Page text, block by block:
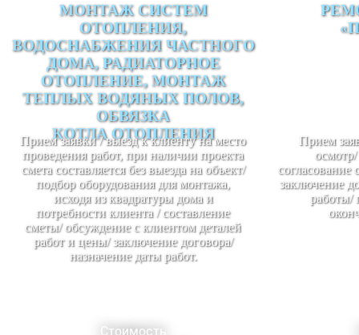
МОНТАЖ СИСТЕМ
ОТОПЛЕНИЯ,
ВОДОСНАБЖЕНИЯ ЧАСТНОГО
ДОМА, РАДИАТОРНОЕ
ОТОПЛЕНИЕ, МОНТАЖ
ТЕПЛЫХ ВОДЯНЫХ ПОЛОВ,
ОБВЯЗКА
КОТЛА ОТОПЛЕНИЯ
Прием заявки / выезд к клиенту на место
проведения работ, при наличии проекта
смета составляется без выезда на объект/
подбор оборудования для монтажа,
исходя из квадратуры дома и
потребности клиента / составление
сметы/ обсуждение с клиентом деталей
работ и цены/ заключение договора/
назначение даты работ.
Стоимость
Прием
согласование
заключение
работы/